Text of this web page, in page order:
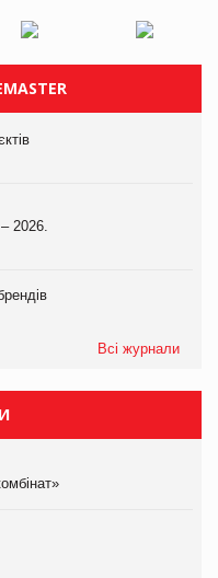
2026.
Всі журнали